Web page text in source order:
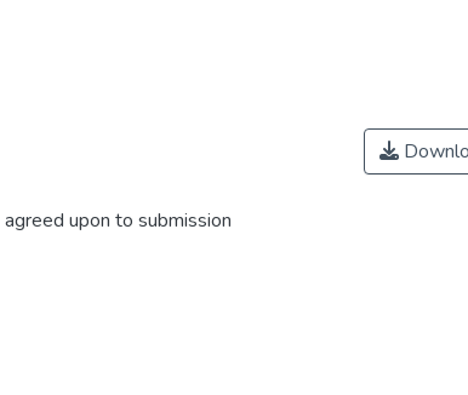
upon to submission